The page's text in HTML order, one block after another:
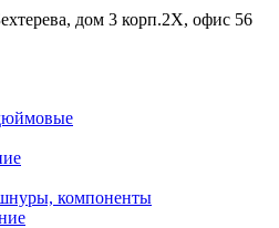
дом 3 корп.2X, офис 56
компоненты